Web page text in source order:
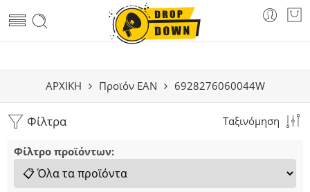
ΑΡΧΙΚΗ Προϊόν EAN 6928276060044W
Φίλτρα Ταξινόμηση
Φίλτρο προϊόντων: